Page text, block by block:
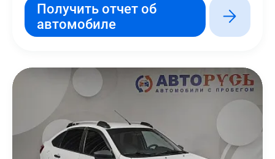
Получить отчет об
автомобиле